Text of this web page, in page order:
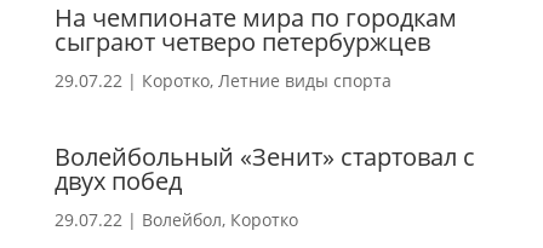
На чемпионате мира по городкам
сыграют четверо петербуржцев
29.07.22| Коротко, Летние виды спорта
Волейбольный «Зенит» стартовал с
двух побед
29.07.22| Волейбол, Коротко